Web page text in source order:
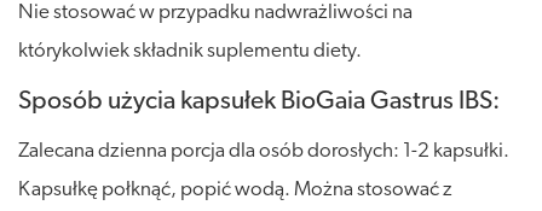
Nie stosować w przypadku nadwrażliwości na
którykolwiek składnik suplementu diety.
Sposób użycia kapsułek BioGaia Gastrus IBS:
Zalecana dzienna porcja dla osób dorosłych: 1-2 kapsułki.
Kapsułkę połknąć, popić wodą. Można stosować z